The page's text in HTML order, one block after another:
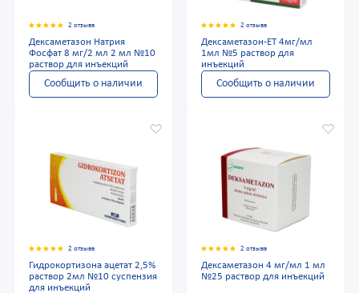
2 отзыва
Дексаметазон Натрия
Фосфат 8 мг/2 мл 2 мл №10
раствор для инъекций
Сообщить о наличии
2 отзыва
Дексаметазон-ЕТ 4мг/мл
1мл №5 раствор для
инъекций
Сообщить о наличии
2 отзыва
Гидрокортизона ацетат 2,5%
раствор 2мл №10 суспензия
для инъекций
2 отзыва
Дексаметазон 4 мг/мл 1 мл
№25 раствор для инъекций